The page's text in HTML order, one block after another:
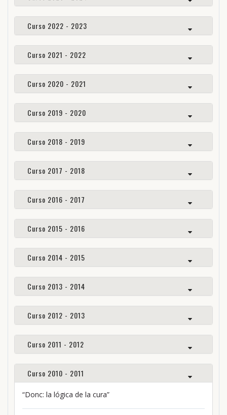
Curso 2022 - 2023
Curso 2021 - 2022
Curso 2020 - 2021
Curso 2019 - 2020
Curso 2018 - 2019
Curso 2017 - 2018
Curso 2016 - 2017
Curso 2015 - 2016
Curso 2014 - 2015
Curso 2013 - 2014
Curso 2012 - 2013
Curso 2011 - 2012
Curso 2010 - 2011
“Donc: la lógica de la cura”